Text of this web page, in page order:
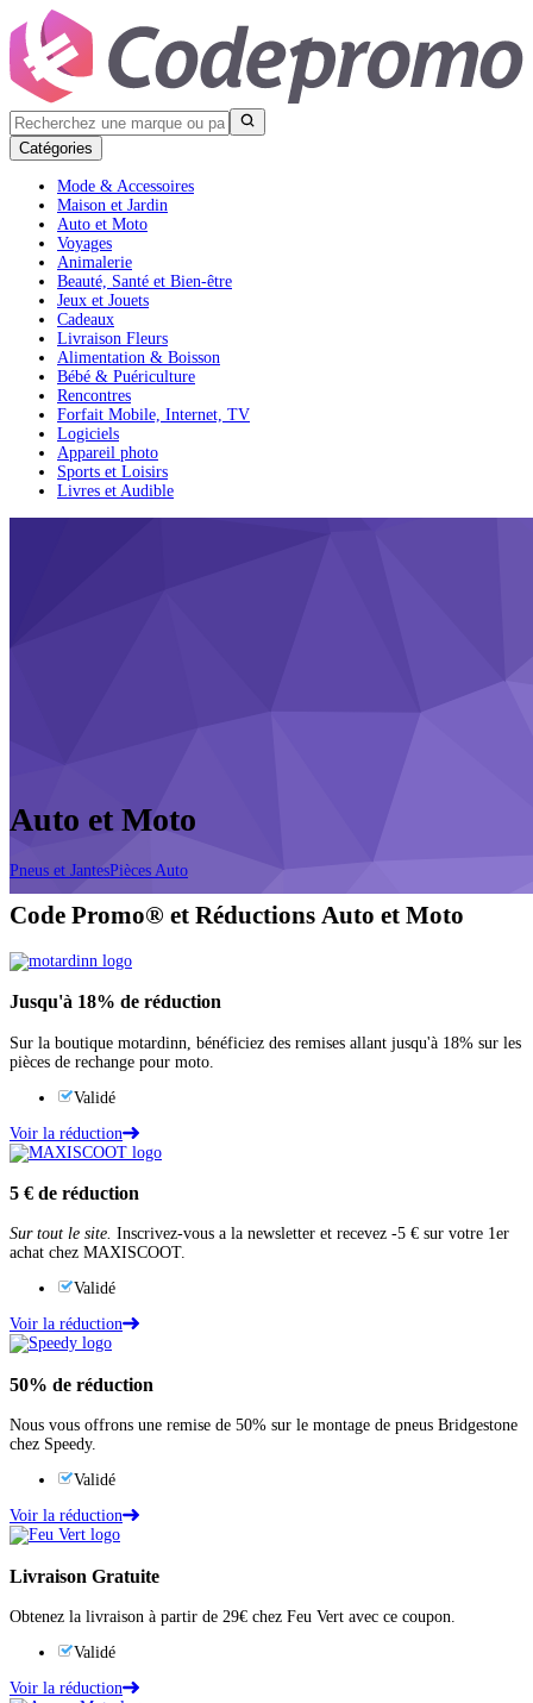
Catégories
Mode & Accessoires
Maison et Jardin
Auto et Moto
Voyages
Animalerie
Beauté, Santé et Bien-être
Jeux et Jouets
Cadeaux
Livraison Fleurs
Alimentation & Boisson
Bébé & Puériculture
Rencontres
Forfait Mobile, Internet, TV
Logiciels
Appareil photo
Sports et Loisirs
Livres et Audible
Auto et Moto
Pneus et JantesPièces Auto
Code Promo® et Réductions Auto et Moto
Jusqu'à 18% de réduction
Sur la boutique motardinn, bénéficiez des remises allant jusqu'à 18% sur les
pièces de rechange pour moto.
Validé
Voir la réduction
5 € de réduction
Sur tout le site. Inscrivez-vous a la newsletter et recevez -5 € sur votre 1er
achat chez MAXISCOOT.
Validé
Voir la réduction
50% de réduction
Nous vous offrons une remise de 50% sur le montage de pneus Bridgestone
chez Speedy.
Validé
Voir la réduction
Livraison Gratuite
Obtenez la livraison à partir de 29€ chez Feu Vert avec ce coupon.
Validé
Voir la réduction